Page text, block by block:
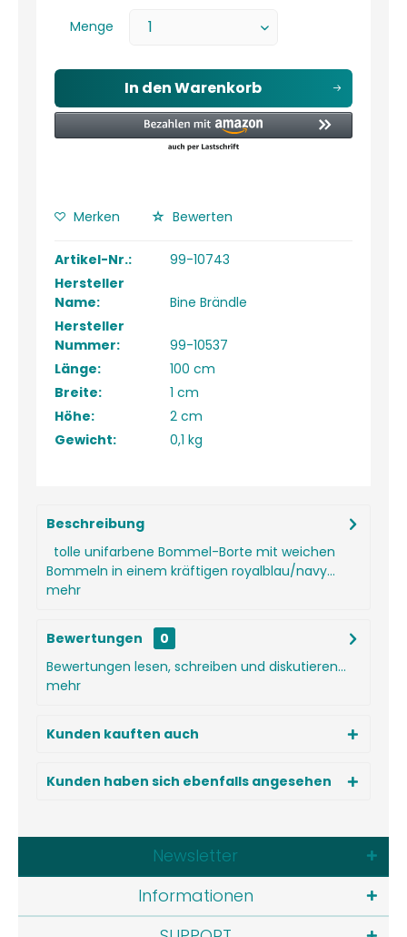
Menge
In denWarenkorb
Merken Bewerten
Artikel-Nr.:
99-10743
Hersteller
Name:
Bine Brändle
Hersteller
Nummer:
99-10537
Länge:
100 cm
Breite:
1 cm
Höhe:
2 cm
Gewicht:
0,1 kg
Beschreibung
tolle unifarbene Bommel-Borte mit weichen
Bommeln in einem kräftigen royalblau/navy...
mehr
Bewertungen
0
Bewertungen lesen, schreiben und diskutieren...
mehr
Kunden kauften auch
Kunden haben sich ebenfalls angesehen
Informationen
Newsletter